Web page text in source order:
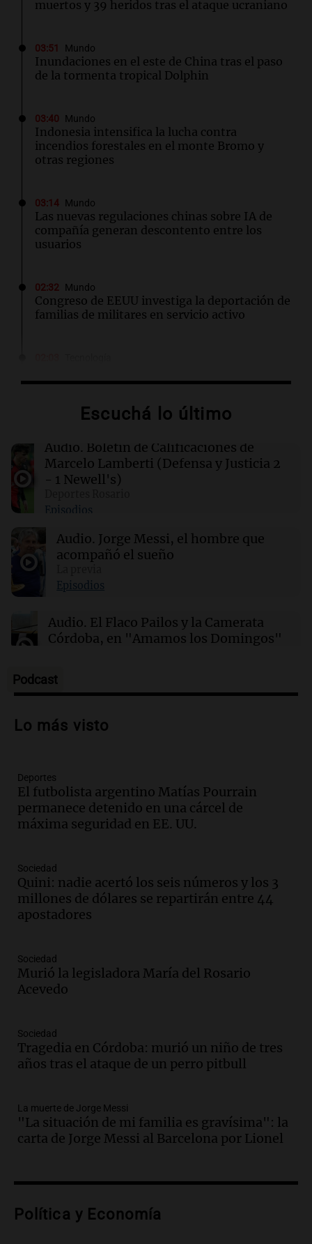
muertos y 39 heridos tras el ataque ucraniano
03:51 Mundo
Inundaciones en el este de China tras el paso
de la tormenta tropical Dolphin
03:40 Mundo
Indonesia intensifica la lucha contra
incendios forestales en el monte Bromo y
otras regiones
03:14 Mundo
Las nuevas regulaciones chinas sobre IA de
compañía generan descontento entre los
usuarios
02:32 Mundo
Congreso de EEUU investiga la deportación de
familias de militares en servicio activo
neurálgico de la inteligencia artificial
Estudio revela diferencias sorprendentes en la
salud entre vino, cerveza y licores
Clima en Salta: cómo estará el tiempo este
00:27
Clima en Tucumán: cómo estará el tiempo
este lunes 10 de agosto
Escuchá lo último
Audio. Boletín de Calificaciones de
Marcelo Lamberti (Defensa y Justicia 2
- 1 Newell's)
Episodios
Audio. Jorge Messi, el hombre que
acompañó el sueño
Episodios
Audio. El Flaco Pailos y la Camerata
Córdoba, en "Amamos los Domingos"
hablaron de su obra en Cadena 3
Audio.
recuerdo del paso de Juan Pablo II: "Te
traspasaba con la mirada"
Amamos los Domingos
Audio.
un imperdible cordobés para los
amantes de la astronomía
Amamos los Domingos
la historia del club de Irlanda
revolucionado por hinchas argentinos
Amamos los Domingos
Audio.
argentino regresa al país tras conflicto
con Brasil
Audio.Bomberos asisten a senderista
con fractura de tobillo en refugio Doña
Rosa
Episodios
investigación internacional sobre asma
Podcast
Lo más visto
Deportes
El futbolista argentino Matías Pourrain
permanece detenido en una cárcel de
máxima seguridad en EE. UU.
Sociedad
Quini: nadie acertó los seis números y los 3
millones de dólares se repartirán entre 44
apostadores
Sociedad
Murió la legisladora María del Rosario
Acevedo
Sociedad
Tragedia en Córdoba: murió un niño de tres
años tras el ataque de un perro pitbull
La muerte de Jorge Messi
"La situación de mi familia es gravísima": la
carta de Jorge Messi al Barcelona por Lionel
Política y Economía